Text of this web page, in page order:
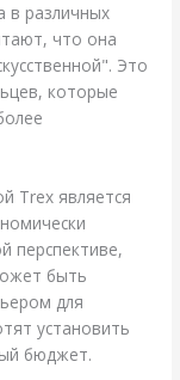
в различных
что она
Это
которые
Trex является
перспективе,
быть
для
установить
бюджет.